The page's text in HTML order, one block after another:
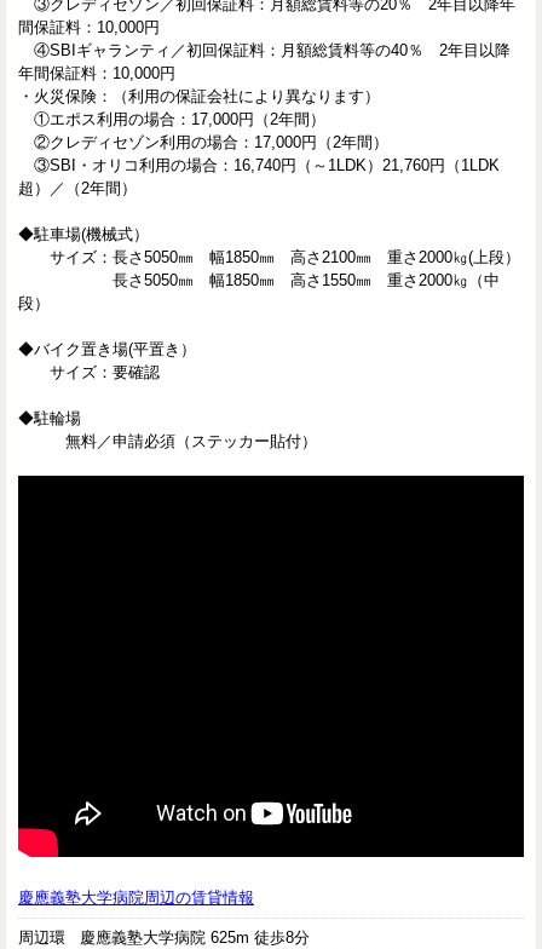
③クレディセゾン／初回保証料：月額総賃料等の20％ 2年目以降年
間保証料：10,000円
④SBIギャランティ／初回保証料：月額総賃料等の40％ 2年目以降
年間保証料：10,000円
・火災保険：（利用の保証会社により異なります）
①エポス利用の場合：17,000円（2年間）
②クレディセゾン利用の場合：17,000円（2年間）
③SBI・オリコ利用の場合：16,740円（～1LDK）21,760円（1LDK
超）／（2年間）
◆駐車場(機械式）
サイズ：長さ5050㎜ 幅1850㎜ 高さ2100㎜ 重さ2000㎏(上段）
長さ5050㎜ 幅1850㎜ 高さ1550㎜ 重さ2000㎏（中
段）
◆バイク置き場(平置き）
サイズ：要確認
◆駐輪場
無料／申請必須（ステッカー貼付）
慶應義塾大学病院周辺の賃貸情報
周辺環
慶應義塾大学病院 625m 徒歩8分